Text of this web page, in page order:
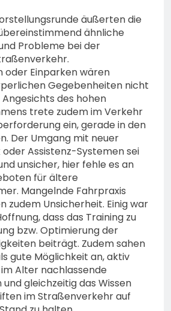
äußerten die
ähnliche
Probleme bei der
oder Einparken wären
Gegebenheiten nicht
des hohen
trete zudem im Verkehr
ein, gerade in den
Der Umgang mit neuer
Assistenz-Systemen sei
unsicher, hier fehle es an
für ältere
Mangelnde Fahrpraxis
zudem Unsicherheit. Einig war
dass das Training zu
bzw. Optimierung der
beiträgt. Zudem sahen
gute Möglichkeit an, aktiv
Alter nachlassende
und gleichzeitig das Wissen
im Straßenverkehr auf